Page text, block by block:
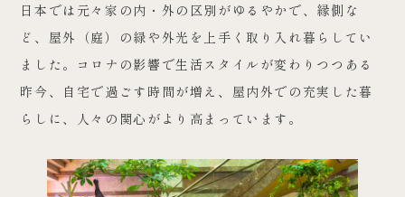
日本では元々家の内・外の区別がゆるやかで、縁側な
ど、屋外（庭）の緑や外光を上手く取り入れ暮らしてい
ました。コロナの影響で生活スタイルが変わりつつある
昨今、自宅で過ごす時間が増え、屋内外での充実した暮
らしに、人々の関心がより高まっています。